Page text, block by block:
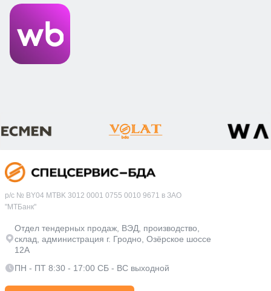
р/с № BY04 MTBK 3012 0001 0755 0010 9671 в ЗАО
"МТБанк"
Отдел тендерных продаж, ВЭД, производство,
склад, администрация г. Гродно, Озёрское шоссе
12А
ПН - ПТ 8:30 - 17:00 СБ - ВС выходной